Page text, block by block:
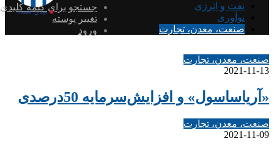
نفت و انرژی
نوآوری
صنعت، معدن، تجارت
جستجو برای کلمه کلیدی
تغییر پوسته
ورود
صنعت، معدن، تجارت
2021-11-13
«آریاساسول» و افزایش‌سرمایه 50درصدی
صنعت، معدن، تجارت
2021-11-09